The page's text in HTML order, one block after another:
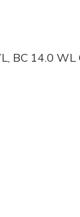
14.0 WL